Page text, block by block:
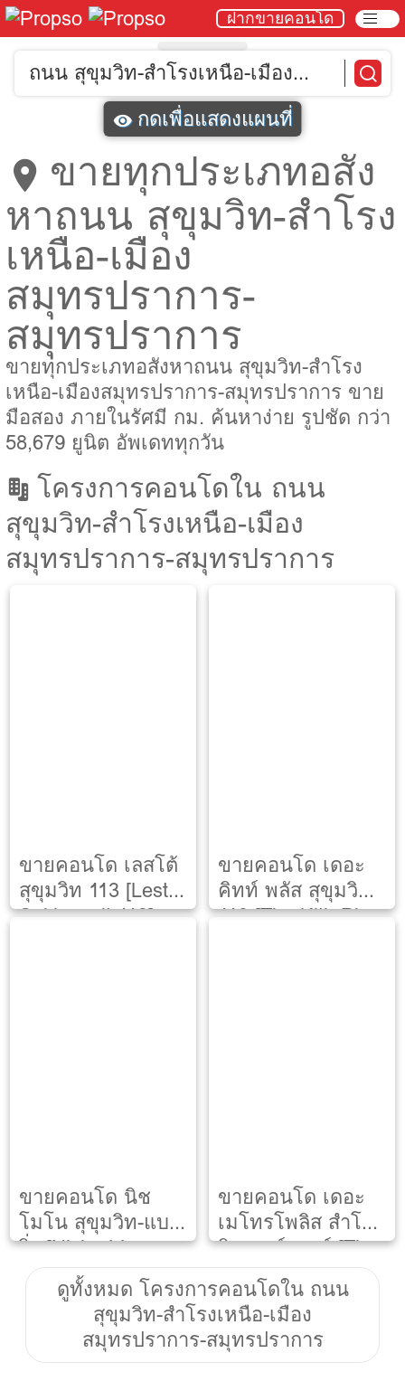
ถนน สุขุมวิท-สำโรงเหนือ-เมือง
สมุทรปราการ-สมุทรปราการ
ฝากขายคอนโด
กดเพื่อแสดงแผนที่
ขายทุกประเภทอสัง
หาถนน สุขุมวิท-สำโรง
เหนือ-เมือง
สมุทรปราการ-
สมุทรปราการ
ขายทุกประเภทอสังหาถนน สุขุมวิท-สำโรง
เหนือ-เมืองสมุทรปราการ-สมุทรปราการ ขาย
มือสอง ภายในรัศมี กม. ค้นหาง่าย รูปชัด กว่า
58,679 ยูนิต อัพเดททุกวัน
โครงการคอนโดใน ถนน
สุขุมวิท-สำโรงเหนือ-เมือง
สมุทรปราการ-สมุทรปราการ
ขายคอนโด เลสโต้
สุขุมวิท 113 [Lesto
Sukhumvit 113]
ขายคอนโด เดอะ
คิทท์ พลัส สุขุมวิท
113 [The Kith Plus
ขายคอนโด นิช
โมโน สุขุมวิท-แบ
ริ่ง [Niche Mono
Sukhumvit-
Bearing]
ขายคอนโด เดอะ
เมโทรโพลิส สำโรง
อินเตอร์เชนจ์ [The
Metropolis
Samrong
Interchange]
ดูทั้งหมด โครงการคอนโดใน ถนน
สุขุมวิท-สำโรงเหนือ-เมือง
สมุทรปราการ-สมุทรปราการ